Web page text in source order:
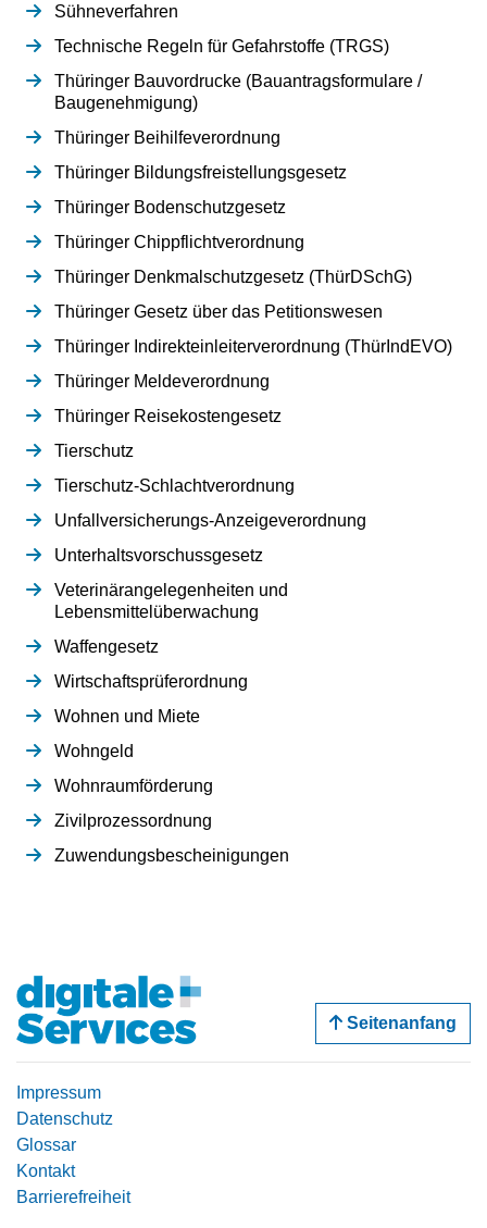
Sühneverfahren
Technische Regeln für Gefahrstoffe (TRGS)
Thüringer Bauvordrucke (Bauantragsformulare /
Baugenehmigung)
Thüringer Beihilfeverordnung
Thüringer Bildungsfreistellungsgesetz
Thüringer Bodenschutzgesetz
Thüringer Chippflichtverordnung
Thüringer Denkmalschutzgesetz (ThürDSchG)
Thüringer Gesetz über das Petitionswesen
Thüringer Indirekteinleiterverordnung (ThürIndEVO)
Thüringer Meldeverordnung
Thüringer Reisekostengesetz
Tierschutz
Tierschutz-Schlachtverordnung
Unfallversicherungs-Anzeigeverordnung
Unterhaltsvorschussgesetz
Veterinärangelegenheiten und
Lebensmittelüberwachung
Waffengesetz
Wirtschaftsprüferordnung
Wohnen und Miete
Wohngeld
Wohnraumförderung
Zivilprozessordnung
Zuwendungsbescheinigungen
Seitenanfang
Impressum
Datenschutz
Glossar
Kontakt
Barrierefreiheit